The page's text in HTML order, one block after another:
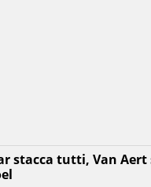
stacca tutti, Van Aert